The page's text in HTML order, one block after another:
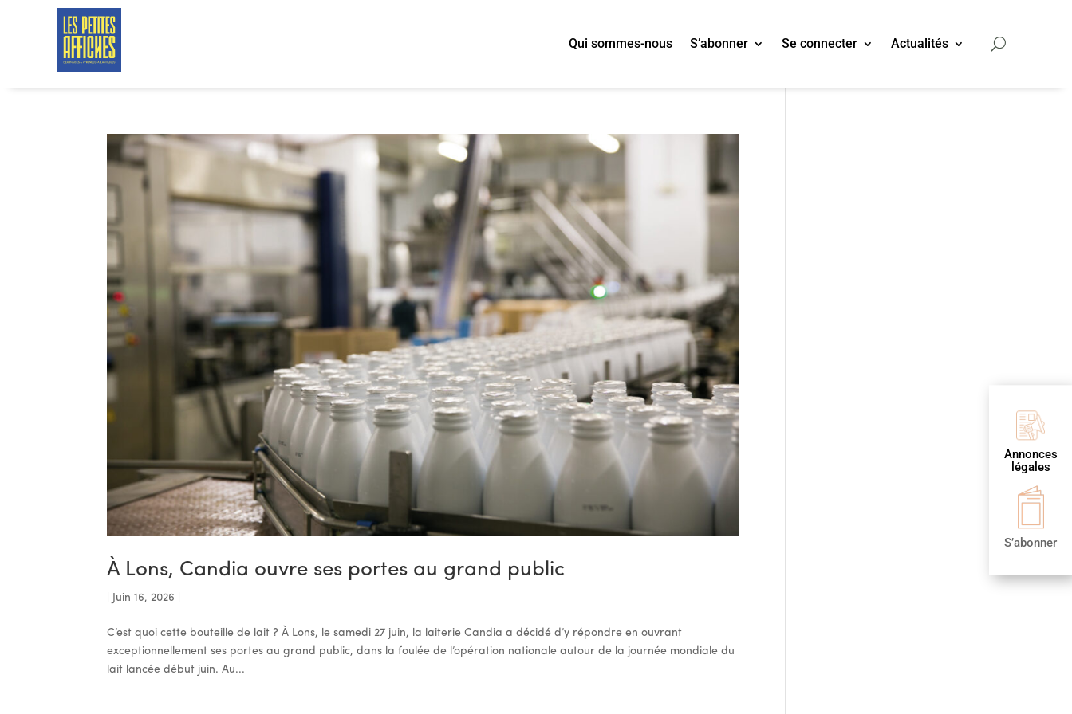
Qui sommes-nous S’abonner Se connecter Actualités
Annonces
légales
S’abonner
À Lons, Candia ouvre ses portes au grand public
Juin 16, 2026
C’est quoi cette bouteille de lait ? À Lons, le samedi 27 juin, la laiterie Candia a décidé d’y répondre en ouvrant
exceptionnellement ses portes au grand public, dans la foulée de l’opération nationale autour de la journée mondiale du
lait lancée début juin. Au...